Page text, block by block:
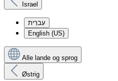
Israel
עִברִית
English (US)
Alle lande og sprog
Østrig